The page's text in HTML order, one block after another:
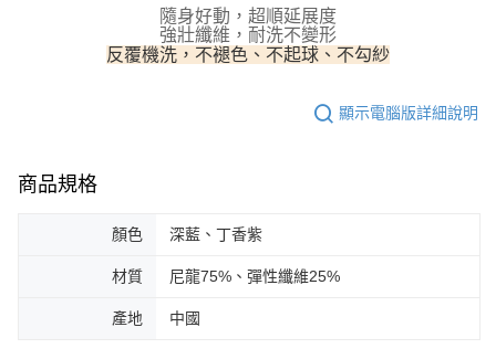
請求用戶進行身份認證。
５．嚴禁一人註冊多個帳號或使用他人資訊註冊。若發現惡意使用之情形，
恩沛科技股份有限公司將有權停止該用戶之使用額度並採取法律行動。
隨身好動，超順延展度
強壯纖維，耐洗不變形
反覆機洗，不褪色、不起球、不勾紗
顯示電腦版詳細說明
商品規格
顏色 深藍、丁香紫
材質 尼龍75%、彈性纖維25%
產地 中國